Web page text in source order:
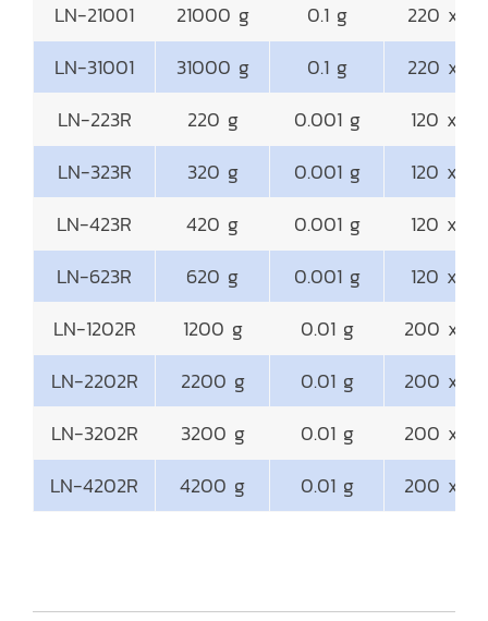
LN-21001
21000 g 0.1 g
220 x
LN-31001
31000 g 0.1 g
220 x
LN-223R
220 g 0.001 g
120 x
LN-323R
320 g 0.001 g
120 x
LN-423R
420 g 0.001 g
120 x
LN-623R
620 g 0.001 g
120 x
LN-1202R
1200 g 0.01 g
200 x
LN-2202R
2200 g 0.01 g
200 x
LN-3202R
3200 g 0.01 g
200 x
LN-4202R
4200 g 0.01 g 200 x